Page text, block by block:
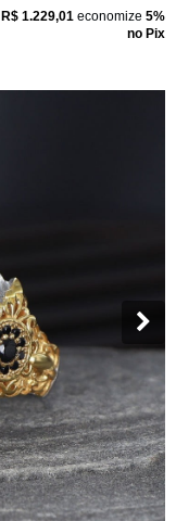
R$ 1.229,01 economize 5%
no Pix